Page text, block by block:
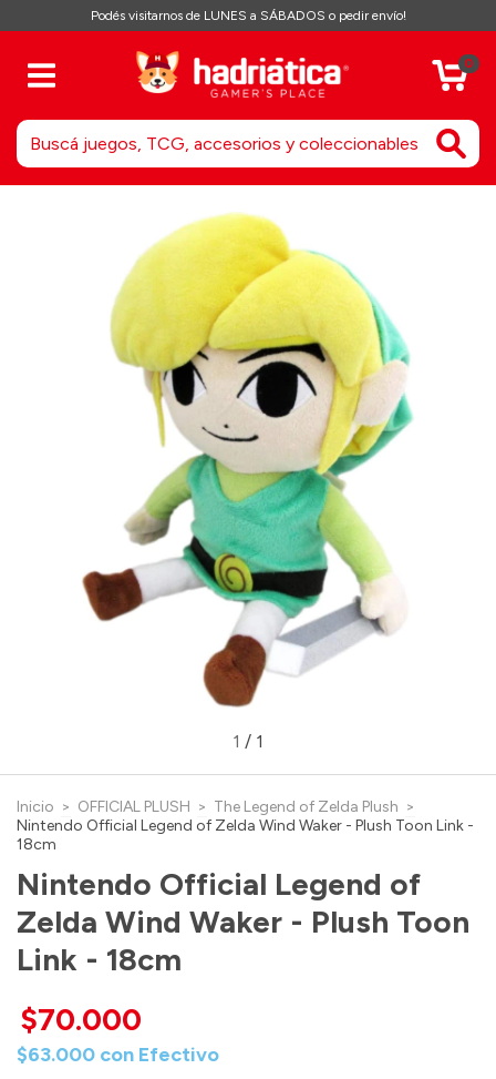
Podés visitarnos de LUNES a SÁBADOS o pedir envío!
0
1 / 1
Inicio > OFFICIAL PLUSH > The Legend of Zelda Plush >
Nintendo Official Legend of Zelda Wind Waker - Plush Toon Link -
18cm
Nintendo Official Legend of
Zelda Wind Waker - Plush Toon
Link - 18cm
$70.000
$63.000 con Efectivo